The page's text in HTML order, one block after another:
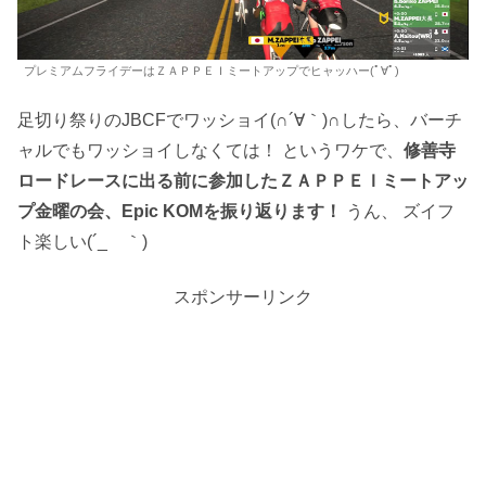
プレミアムフライデーはＺＡＰＰＥＩミートアップでヒャッハー(ﾟ∀ﾟ)
足切り祭りのJBCFでワッショイ(∩´∀｀)∩したら、バーチ
ャルでもワッショイしなくては！ というワケで、 修善寺
ロードレースに出る前に参加したＺＡＰＰＥＩミートアッ
プ金曜の会、Epic KOMを振り返ります！
うん、 ズイフ
ト楽しい(´_ゝ｀)
スポンサーリンク